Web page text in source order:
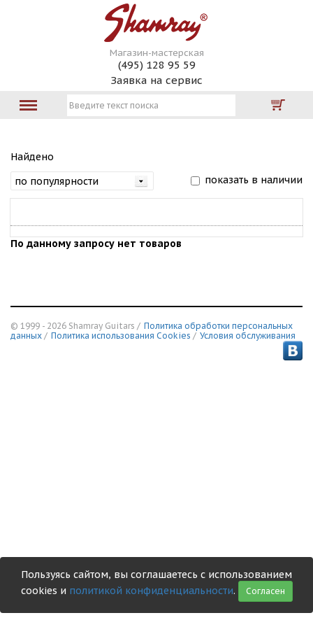
Магазин-мастерская
(495) 128 95 59
Заявка на сервис
Найдено
показать в наличии
По данному запросу нет товаров
© 1999 - 2026 Shamray Guitars / Политика обработки персональных
данных / Политика использования Сookies / Условия обслуживания
Пользуясь сайтом, вы соглашаетесь с использованием
cookies и политикой конфиденциальности. Согласен